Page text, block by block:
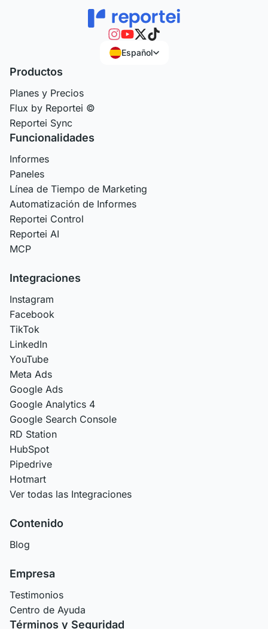
Español
Productos
Planes y Precios
Flux by Reportei ©
Reportei Sync
Funcionalidades
Informes
Paneles
Línea de Tiempo de Marketing
Automatización de Informes
Reportei Control
Reportei AI
MCP
Integraciones
Instagram
Facebook
TikTok
LinkedIn
YouTube
Meta Ads
Google Ads
Google Analytics 4
Google Search Console
RD Station
HubSpot
Pipedrive
Hotmart
Ver todas las Integraciones
Contenido
Blog
Empresa
Testimonios
Centro de Ayuda
Términos y Seguridad